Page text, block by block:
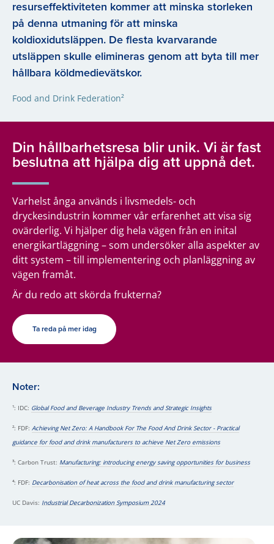
resurseffektiviteten kommer att minska storleken
på denna utmaning för att minska
koldioxidutsläppen. De flesta kvarvarande
utsläppen skulle elimineras genom att byta till mer
hållbara köldmedievätskor.
Food and Drink Federation²
Din hållbarhetsresa blir unik. Vi är fast
beslutna att hjälpa dig att uppnå det.
Varhelst ånga används i livsmedels- och
dryckesindustrin kommer vår erfarenhet att visa sig
ovärderlig. Vi hjälper dig hela vägen från en inital
energikartläggning – som undersöker alla aspekter av
ditt system – till implementering och planläggning av
vägen framåt.
Är du redo att skörda frukterna?
Ta reda på mer idag
Noter:
¹: IDC: Global Food and Beverage Industry Trends and Strategic Insights
²: FDF: Achieving Net Zero: A Handbook For The Food And Drink Sector - Practical
guidance for food and drink manufacturers to achieve Net Zero emissions
³: Carbon Trust: Manufacturing: introducing energy saving opportunities for business
⁴: FDF: Decarbonisation of heat across the food and drink manufacturing sector
UC Davis: Industrial Decarbonization Symposium 2024